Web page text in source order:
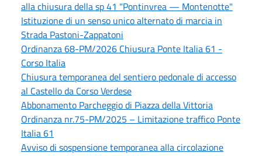
alla chiusura della sp 41 "Pontinvrea — Montenotte"
Istituzione di un senso unico alternato di marcia in
Strada Pastoni-Zappatoni
Ordinanza 68-PM/2026 Chiusura Ponte Italia 61 -
Corso Italia
Chiusura temporanea del sentiero pedonale di accesso
al Castello da Corso Verdese
Abbonamento Parcheggio di Piazza della Vittoria
Ordinanza nr.75-PM/2025 – Limitazione traffico Ponte
Italia 61
Avviso di sospensione temporanea alla circolazione